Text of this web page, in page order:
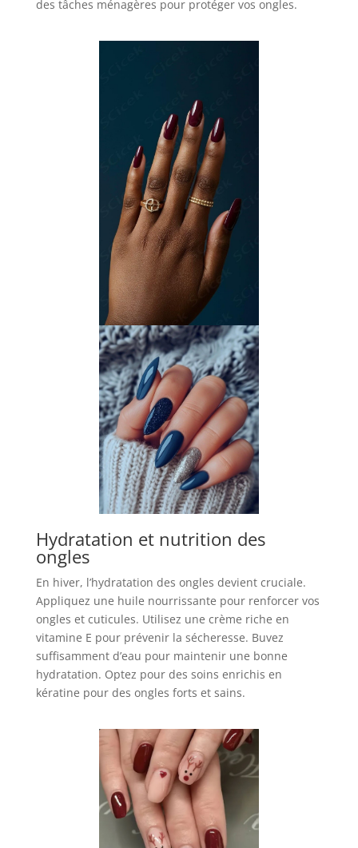
des tâches ménagères pour protéger vos ongles.
Hydratation et nutrition des
ongles
En hiver, l’hydratation des ongles devient cruciale.
Appliquez une huile nourrissante pour renforcer vos
ongles et cuticules. Utilisez une crème riche en
vitamine E pour prévenir la sécheresse. Buvez
suffisamment d’eau pour maintenir une bonne
hydratation. Optez pour des soins enrichis en
kératine pour des ongles forts et sains.